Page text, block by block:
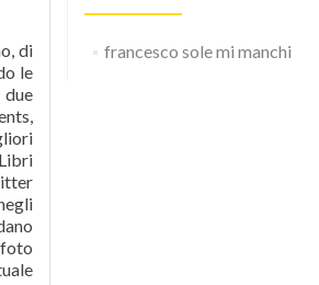
hanno ascoltato la poesia si sono visibilmente commossi e in molti sono scoppiati in lacrime, regalando un abbraccio allo stesso youtuber. So che non sbaglio a guardare il cielo e a dirti grazie quando torno a sorridere. 17 novembre. Voglio che i nostri muti pensieri, nella consueta sintonia d'intenti, nascano ancora complici e … nell
francesco sole mi manchi